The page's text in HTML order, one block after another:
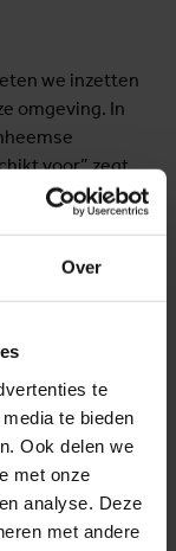
Over
te
te bieden
Ook delen we
met onze
analyse. Deze
met andere
we inzetten
omgeving. In
voor,” zegt
Entomologie
kunnen
vragen
precies in
prooien eten
om te zien hoe
kunnen